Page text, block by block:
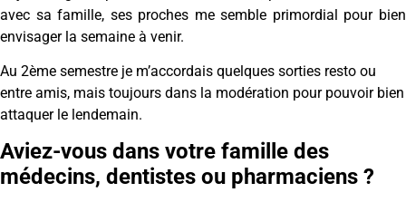
avec sa famille, ses proches me semble primordial pour bien
envisager la semaine à venir.
Au 2ème semestre je m’accordais quelques sorties resto ou
entre amis, mais toujours dans la modération pour pouvoir bien
attaquer le lendemain.
Aviez-vous dans votre famille des
médecins, dentistes ou pharmaciens ?